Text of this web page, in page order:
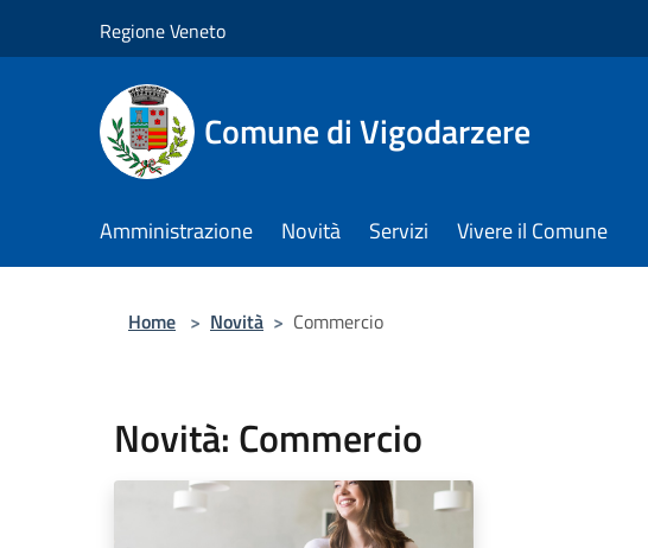
Regione Veneto
Comune di Vigodarzere
Amministrazione Novità Servizi Vivere il Comune
Home > Novità > Commercio
Novità: Commercio